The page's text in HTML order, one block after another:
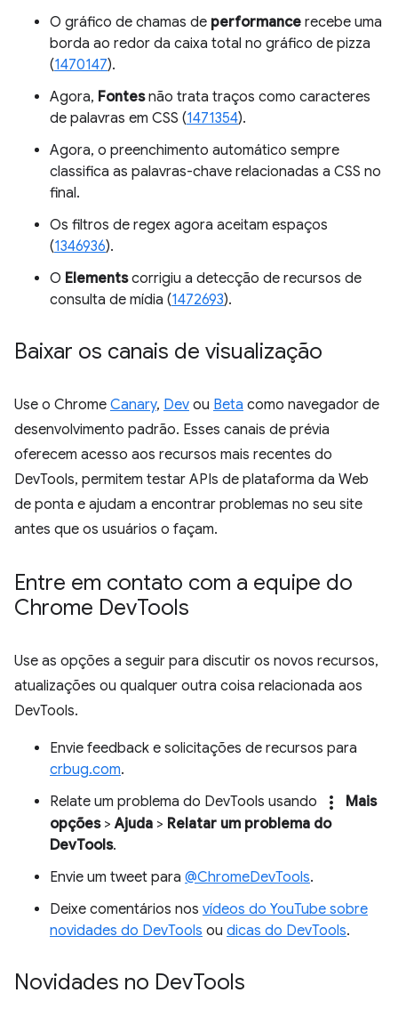
O gráfico de chamas de performance recebe uma
borda ao redor da caixa total no gráfico de pizza
(1470147).
Agora, Fontesnão trata traços como caracteres
de palavras em CSS (1471354).
Agora, o preenchimento automático sempre
classifica as palavras-chave relacionadas a CSS no
final.
Os filtros de regex agora aceitam espaços
(1346936).
O Elementscorrigiu a detecção de recursos de
consulta de mídia (1472693).
Baixar os canais de visualização
Use o Chrome Canary, Dev ou Beta como navegador de
desenvolvimento padrão. Esses canais de prévia
oferecem acesso aos recursos mais recentes do
DevTools, permitem testar APIs de plataforma da Web
de ponta e ajudam a encontrar problemas no seu site
antes que os usuários o façam.
Entre em contato com a equipe do
Chrome DevTools
Use as opções a seguir para discutir os novos recursos,
atualizações ou qualquer outra coisa relacionada aos
DevTools.
Envie feedback e solicitações de recursos para
crbug.com.
Relate um problema do DevTools usando
more_vert
Mais
opções>Ajuda > Relatar um problema do
DevTools.
Envie um tweet para @ChromeDevTools.
Deixe comentários nos vídeos do YouTube sobre
novidades do DevTools ou dicas do DevTools.
Novidades no DevTools